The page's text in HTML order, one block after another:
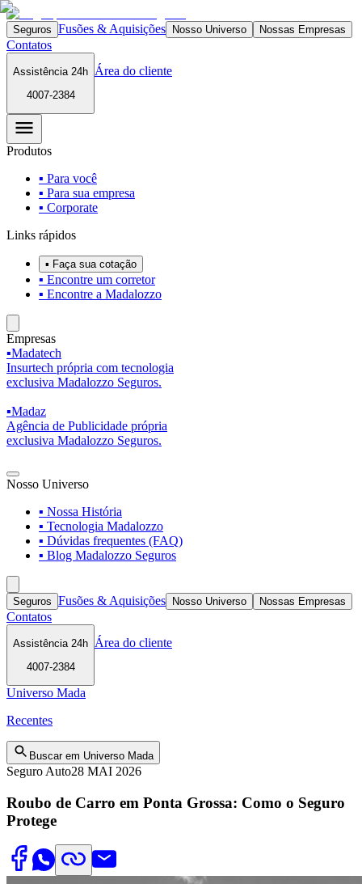
Seguros Fusões & Aquisições Nosso Universo Nossas Empresas
Contatos
Assistência 24h
4007-2384
Área do cliente
Produtos
▪ Para você
▪ Para sua empresa
▪ Corporate
Links rápidos
▪ Faça sua cotação
▪ Encontre um corretor
▪ Encontre a Madalozzo
Empresas
▪Madatech
Insurtech própria com tecnologia
exclusiva Madalozzo Seguros.
▪Madaz
Agência de Publicidade própria
exclusiva Madalozzo Seguros.
Nosso Universo
▪ Nossa História
▪ Tecnologia Madalozzo
▪ Dúvidas frequentes (FAQ)
▪ Blog Madalozzo Seguros
Seguros Fusões & Aquisições Nosso Universo Nossas Empresas
Contatos
Assistência 24h
4007-2384
Área do cliente
Universo Mada
Recentes
Buscar em Universo Mada
Seguro Auto28 MAI 2026
Roubo de Carro em Ponta Grossa: Como o Seguro
Protege